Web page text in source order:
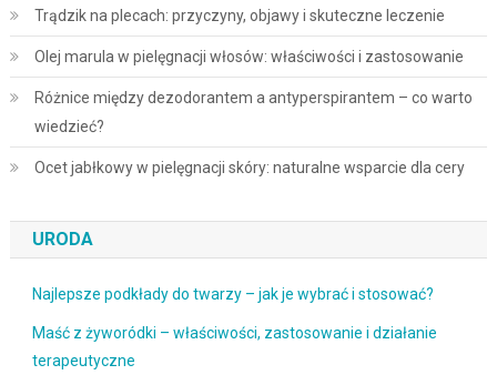
Trądzik na plecach: przyczyny, objawy i skuteczne leczenie
Olej marula w pielęgnacji włosów: właściwości i zastosowanie
Różnice między dezodorantem a antyperspirantem – co warto
wiedzieć?
Ocet jabłkowy w pielęgnacji skóry: naturalne wsparcie dla cery
URODA
Najlepsze podkłady do twarzy – jak je wybrać i stosować?
Maść z żyworódki – właściwości, zastosowanie i działanie
terapeutyczne